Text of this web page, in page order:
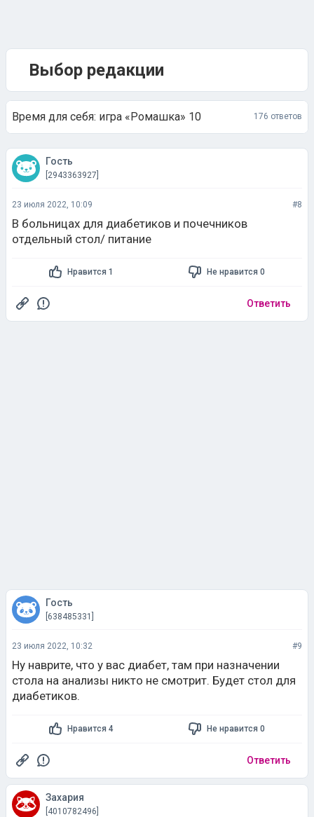
Выбор редакции
Время для себя: игра «Ромашка» 10 176 ответов
Гость
[2943363927]
23 июля 2022, 10:09 #8
В больницах для диабетиков и почечников
отдельный стол/ питание
Нравится 1 Не нравится 0
Ответить
Гость
[638485331]
23 июля 2022, 10:32 #9
Ну наврите, что у вас диабет, там при назначении
стола на анализы никто не смотрит. Будет стол для
диабетиков.
Нравится 4 Не нравится 0
Ответить
Захария
[4010782496]